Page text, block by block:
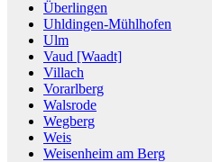
Überlingen
Uhldingen-Mühlhofen
Ulm
Vaud [Waadt]
Villach
Vorarlberg
Walsrode
Wegberg
Weis
Weisenheim am Berg